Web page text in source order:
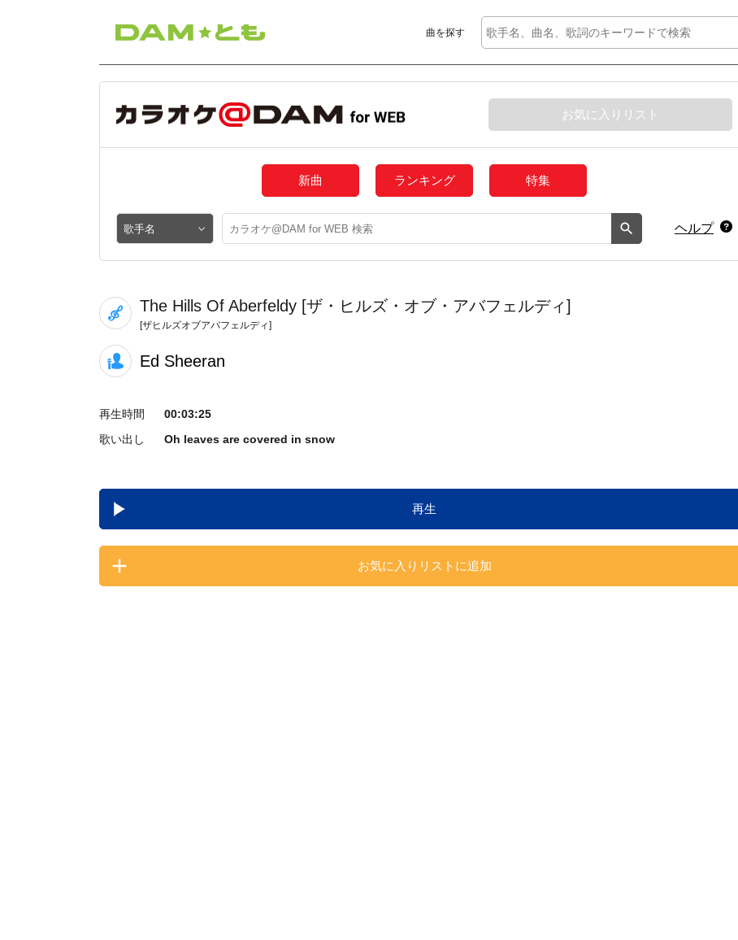
曲を探す
お気に入りリスト
新曲 ランキング 特集
ヘルプ
The Hills Of Aberfeldy [ザ・ヒルズ・オブ・アバフェルディ]
[ザヒルズオブアバフェルディ]
Ed Sheeran
再生時間
00:03:25
歌い出し
Oh leaves are covered in snow
再生
お気に入りリストに追加